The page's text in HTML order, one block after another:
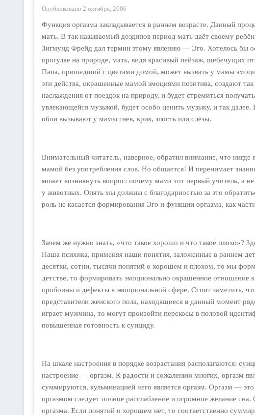
Опубликовано 2 октября, 2006
Функция оргазма закладывается в раннем возрасте. Данный
мать. В так называемый доэдипов период мать даёт своему
Зигмунд Фрейд дал термин этому явлению — Эго. Хотелось бы
прогулке на природе, мать, видя красивый пейзаж, щебечущих
Папа, пришедший с цветами домой, может вызвать у мамы
эти действа, окрашенные мамой эмоциями позитива, создают
наслаждения от поездок на природу, и будет стремиться
увлекающейся музыкой, будет особо ценить музыку, и так
обои вызывают у мамы гнев, крик, злость или слёзы.
Внимательный читатель, наверное, обратил внимание, что
мамой без употребления слов. Но общается! И перенимает
может возникнуть вопрос: почему мама тот первый учитель, а
у животных. Опять мы должны с благодарностью за это
роль не касается формирования Эго и функции оргазма, как
Зачем же нужно знать, «что такое хорошо и что такое плохо»?
Наша психика, применяя наши понятия, заложенные в раннем
десятки, сотни, тысячи понятий о хорошем и плохом, то мы
детстве, то формировать эмоционально окрашенное
пробоины и дефекты в эмоциональной сфере. Стоит заметить,
представители женского пола, находящиеся в данный момент
играет мужчина, то могут произойти перекосы в половой
повышенная готовность к суициду.
На шкале настроения в порядке возрастания располагаются:
настроение — оргазм. К радости и сожалению многих, оргазм
суммируются, кульминацией чего является оргазм. Оргазм — это
оргазмом следует полное расслабление и огромное желание сна.
оргазма. Если понятий о хорошем нет, то соответственно